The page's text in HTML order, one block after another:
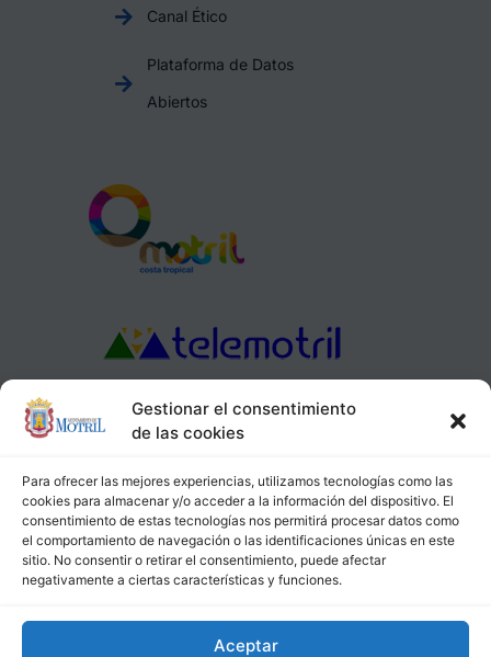
Gestionar el consentimiento
de las cookies
Para ofrecer las mejores experiencias, utilizamos tecnologías como las
cookies para almacenar y/o acceder a la información del dispositivo. El
consentimiento de estas tecnologías nos permitirá procesar datos como
el comportamiento de navegación o las identificaciones únicas en este
sitio. No consentir o retirar el consentimiento, puede afectar
negativamente a ciertas características y funciones.
Aceptar
Canal Ético
Plataforma de Datos
Abiertos
Aviso LegalPolítica de Privacidad
Ayuntamiento de Motril, Plaza de España, 1, 18600, Motril,
(Granada), CIF: P1814200J, DIR3: L01181400